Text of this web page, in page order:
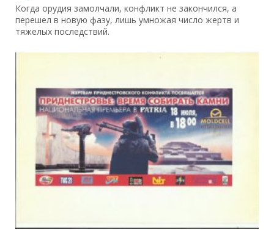
Когда орудия замолчали, конфликт не закончился, а
перешел в новую фазу, лишь умножая число жертв и
тяжелых последствий.